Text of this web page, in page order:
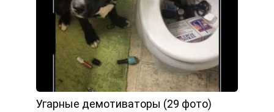
Угарные демотиваторы (29 фото)